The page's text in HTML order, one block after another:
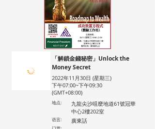
「解鎖金錢秘密」Unlock the
Money Secret
2022年11月30日 (星期三)
下午07:00~下午09:30
(GMT+08:00)
地点:
九龍尖沙咀麼地道61號冠華
中心2樓202室
语言: 廣東話